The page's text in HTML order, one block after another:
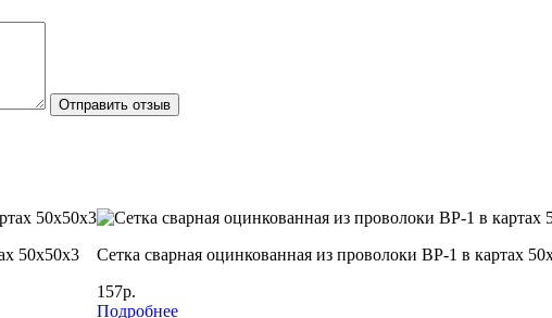
Отправить отзыв
50х50х3
Сетка сварная оцинкованная из проволоки ВР-1 в картах
157р.
Подробнее